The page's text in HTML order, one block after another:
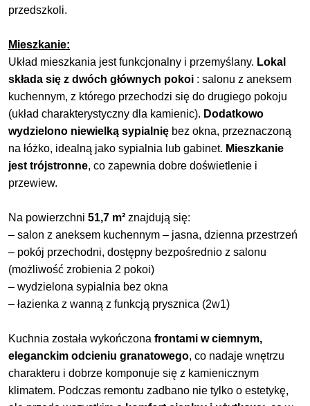
przedszkoli.
Mieszkanie:
Układ mieszkania jest funkcjonalny i przemyślany. Lokal
składa się z dwóch głównych pokoi : salonu z aneksem
kuchennym, z którego przechodzi się do drugiego pokoju
(układ charakterystyczny dla kamienic). Dodatkowo
wydzielono niewielką sypialnię bez okna, przeznaczoną
na łóżko, idealną jako sypialnia lub gabinet. Mieszkanie
jest trójstronne, co zapewnia dobre doświetlenie i
przewiew.
Na powierzchni 51,7 m² znajdują się:
– salon z aneksem kuchennym – jasna, dzienna przestrzeń
– pokój przechodni, dostępny bezpośrednio z salonu
(możliwość zrobienia 2 pokoi)
– wydzielona sypialnia bez okna
– łazienka z wanną z funkcją prysznica (2w1)
Kuchnia została wykończona frontami w ciemnym,
eleganckim odcieniu granatowego, co nadaje wnętrzu
charakteru i dobrze komponuje się z kamienicznym
klimatem. Podczas remontu zadbano nie tylko o estetykę,